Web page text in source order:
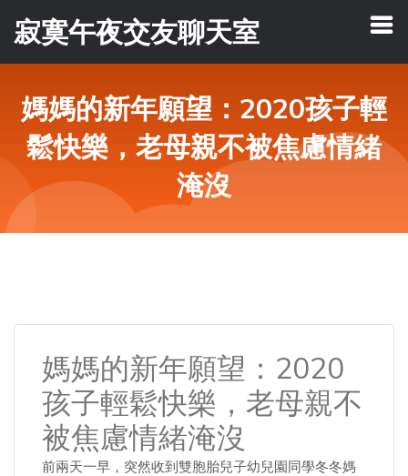
寂寞午夜交友聊天室
媽媽的新年願望：2020孩子輕
鬆快樂，老母親不被焦慮情緒
淹沒
媽媽的新年願望：2020
孩子輕鬆快樂，老母親不
被焦慮情緒淹沒
前兩天一早，突然收到雙胞胎兒子幼兒園同學冬冬媽